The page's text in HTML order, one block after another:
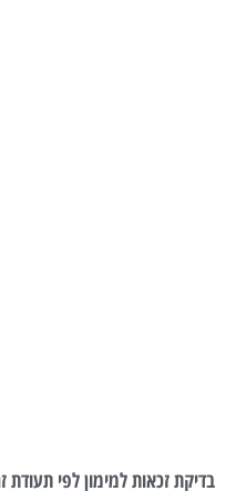
בדיקת זכאות למימון לפי תעודת